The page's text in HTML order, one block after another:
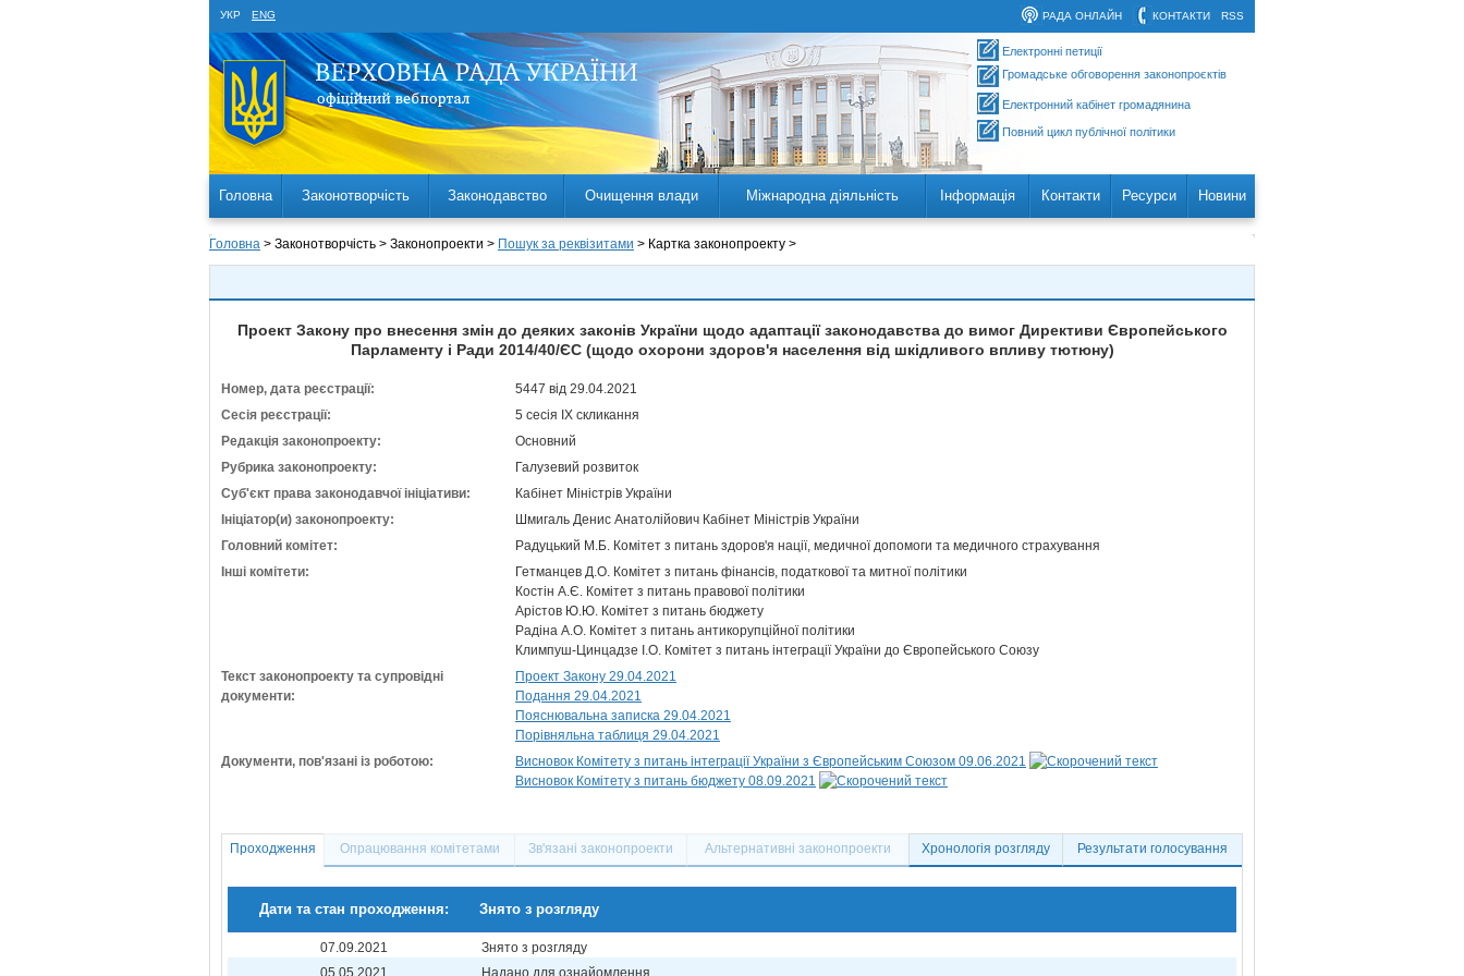
УКР ENG RSS
КОНТАКТИ
РАДА ОНЛАЙН
Електронні петиції
Громадське обговорення законопроєктів
Електронний кабінет громадянина
Повний цикл публічної політики
Головна Законотворчість Законодавство Очищення влади Міжнародна діяльність Інформація Контакти Ресурси Новини
Головна > Законотворчість > Законопроекти > Пошук за реквізитами > Картка законопроекту >
Проект Закону про внесення змін до деяких законів України щодо адаптації законодавства до вимог Директиви Європейського
Парламенту і Ради 2014/40/ЄС (щодо охорони здоров'я населення від шкідливого впливу тютюну)
Номер, дата реєстрації:
5447 від 29.04.2021
Сесія реєстрації:
5 сесія IX скликання
Редакція законопроекту:
Основний
Рубрика законопроекту:
Галузевий розвиток
Суб'єкт права законодавчої ініціативи:
Кабінет Міністрів України
Ініціатор(и) законопроекту:
Шмигаль Денис Анатолійович Кабінет Міністрів України
Головний комітет:
Радуцький М.Б. Комітет з питань здоров'я нації, медичної допомоги та медичного страхування
Інші комітети:
Гетманцев Д.О. Комітет з питань фінансів, податкової та митної політики
Костін А.Є. Комітет з питань правової політики
Арістов Ю.Ю. Комітет з питань бюджету
Радіна А.О. Комітет з питань антикорупційної політики
Климпуш-Цинцадзе І.О. Комітет з питань інтеграції України до Європейського Союзу
Текст законопроекту та супровідні
документи:
Проект Закону 29.04.2021
Подання 29.04.2021
Пояснювальна записка 29.04.2021
Порівняльна таблиця 29.04.2021
Документи, пов'язані із роботою:
Висновок Комітету з питань інтеграції України з Європейським Союзом 09.06.2021
Висновок Комітету з питань бюджету 08.09.2021
Проходження Опрацювання комітетами Зв'язані законопроекти Альтернативні законопроекти Хронологія розгляду Результати голосування
Дати та стан проходження: Знято з розгляду
07.09.2021
Знято з розгляду
05.05.2021
Надано для ознайомлення